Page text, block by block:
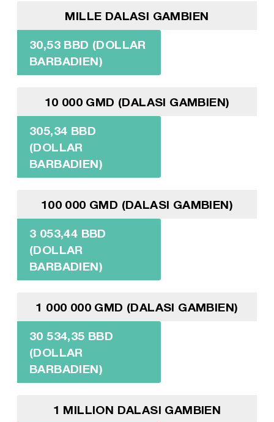
MILLE DALASI GAMBIEN
30,53 BBD (DOLLAR
BARBADIEN)
10 000 GMD (DALASI GAMBIEN)
305,34 BBD
(DOLLAR
BARBADIEN)
100 000 GMD (DALASI GAMBIEN)
3 053,44 BBD
(DOLLAR
BARBADIEN)
1 000 000 GMD (DALASI GAMBIEN)
30 534,35 BBD
(DOLLAR
BARBADIEN)
1 MILLION DALASI GAMBIEN